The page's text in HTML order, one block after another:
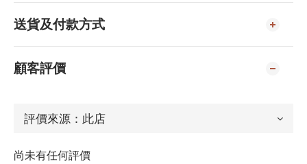
送貨及付款方式
顧客評價
尚未有任何評價